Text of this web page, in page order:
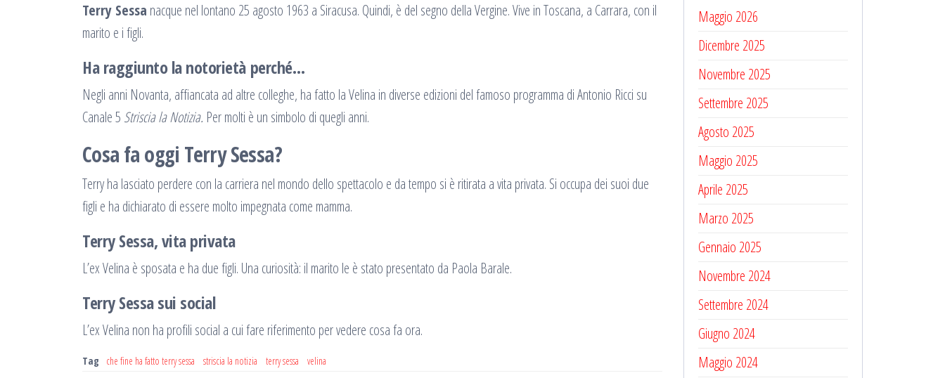
Terry Sessa nacque nel lontano 25 agosto 1963 a Siracusa. Quindi, è del segno della Vergine. Vive in Toscana, a Carrara, con il
marito e i figli.
Ha raggiunto la notorietà perché…
Negli anni Novanta, affiancata ad altre colleghe, ha fatto la Velina in diverse edizioni del famoso programma di Antonio Ricci su
Canale 5 Striscia la Notizia. Per molti è un simbolo di quegli anni.
Cosa fa oggi Terry Sessa?
Terry ha lasciato perdere con la carriera nel mondo dello spettacolo e da tempo si è ritirata a vita privata. Si occupa dei suoi due
figli e ha dichiarato di essere molto impegnata come mamma.
Terry Sessa, vita privata
L’ex Velina è sposata e ha due figli. Una curiosità: il marito le è stato presentato da Paola Barale.
Terry Sessa sui social
L’ex Velina non ha profili social a cui fare riferimento per vedere cosa fa ora.
Tag che fine ha fatto terry sessa striscia la notizia terry sessa velina
Maggio 2026
Dicembre 2025
Novembre 2025
Settembre 2025
Agosto 2025
Maggio 2025
Aprile 2025
Marzo 2025
Gennaio 2025
Novembre 2024
Settembre 2024
Giugno 2024
Maggio 2024